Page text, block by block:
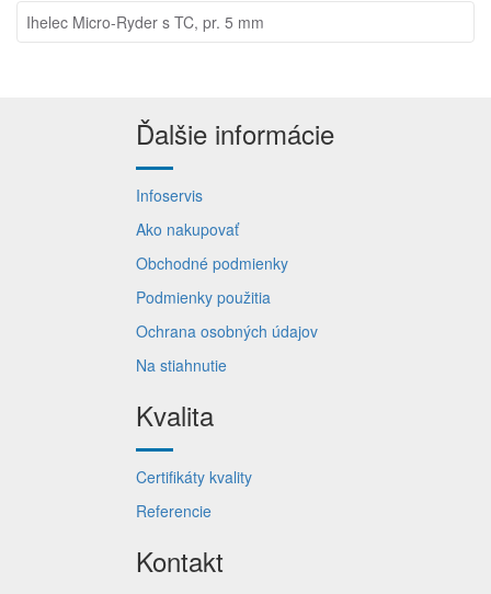
Ihelec Micro-Ryder s TC, pr. 5 mm
Ďalšie informácie
Infoservis
Ako nakupovať
Obchodné podmienky
Podmienky použitia
Ochrana osobných údajov
Na stiahnutie
Kvalita
Certifikáty kvality
Referencie
Kontakt